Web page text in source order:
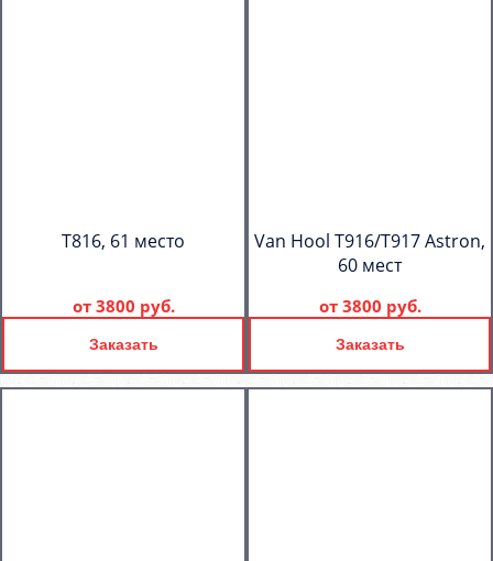
T816, 61 место
от 3800 руб.
Заказать
Van Hool T916/T917 Astron,
60 мест
от 3800 руб.
Заказать